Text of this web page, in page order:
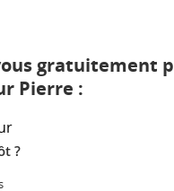
gratuitement
Pierre :
?